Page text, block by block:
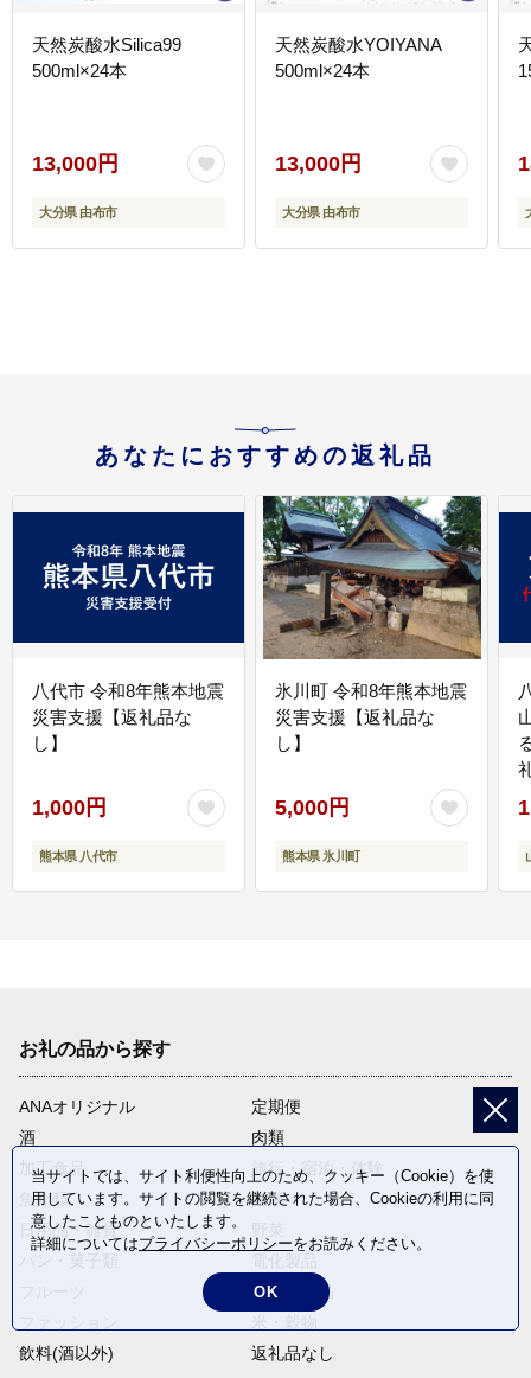
天然炭酸水Silica99
500ml×24本
13,000円
大分県 由布市
天然炭酸水YOIYANA
500ml×24本
13,000円
大分県 由布市
あなたにおすすめの返礼品
八代市 令和8年熊本地震
災害支援【返礼品な
し】
1,000円
熊本県 八代市
氷川町 令和8年熊本地震
災害支援【返礼品な
し】
5,000円
熊本県 氷川町
お礼の品から探す
ANAオリジナル
定期便
酒
肉類
加工食品
旅行・宿泊・体験
魚介類
麺類
日用品・雑貨
卵・乳製品
飲料(酒以外)
返礼品なし
当サイトでは、サイト利便性向上のため、クッキー（Cookie）を使
用しています。サイトの閲覧を継続された場合、Cookieの利用に同
意したことものといたします。
詳細についてはプライバシーポリシーをお読みください。
OK